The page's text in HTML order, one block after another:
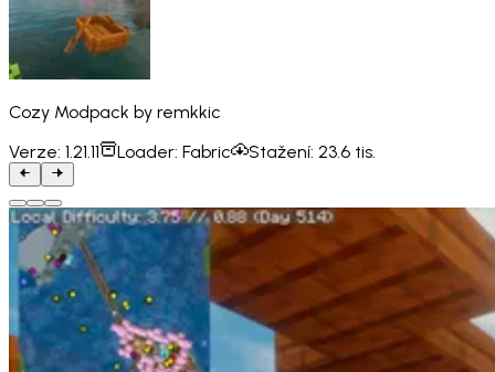
Cozy Modpack by remkkic
Verze: 1.21.11 Loader: Fabric Stažení: 23.6 tis.